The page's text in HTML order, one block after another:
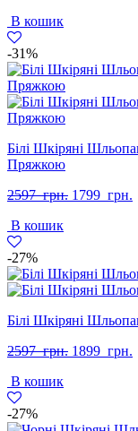
В кошик
-31%
Білі Шкіряні
Пряжкою
2597 грн. 1799 грн.
В кошик
-27%
Білі Шкіряні
2597 грн. 1899 грн.
В кошик
-27%